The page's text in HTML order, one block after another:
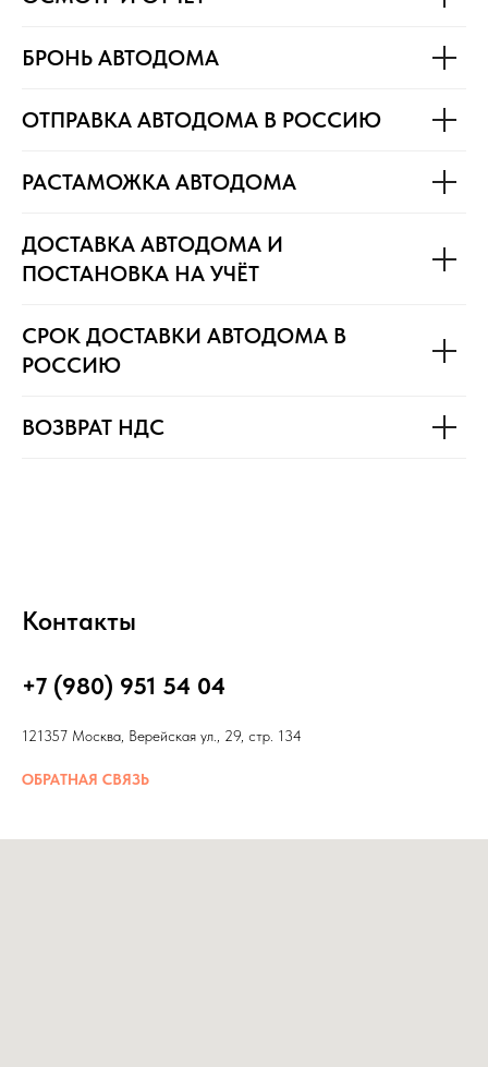
БРОНЬ АВТОДОМА
ОТПРАВКА АВТОДОМА В РОССИЮ
РАСТАМОЖКА АВТОДОМА
ДОСТАВКА АВТОДОМА И
ПОСТАНОВКА НА УЧЁТ
СРОК ДОСТАВКИ АВТОДОМА В
РОССИЮ
ВОЗВРАТ НДС
Контакты
+7 (980) 951 54 04
121357 Москва, Верейская ул., 29, стр. 134
ОБРАТНАЯ СВЯЗЬ